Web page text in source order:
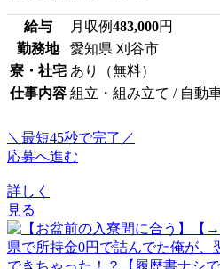
給与 月収例483,000円
勤務地
愛知県 刈谷市
寮・社宅 あり（無料）
仕事内容 組立・組み立て / 自動
＼最短45秒で完了／
応募へ進む
詳しく
見る